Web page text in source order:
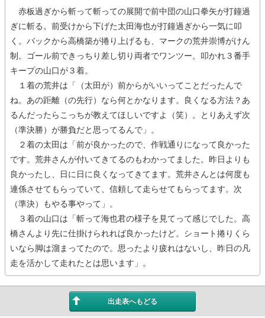
赤板過ぎから斬って斬っての展開で前中団の山口拳矢が打鐘過
ぎに斬る。前受けから下げた太田海也が打鐘過ぎから一気に叩
く。バックから高橋築が捲り上げるも、マークの荒井崇博がけん
制。ゴール前できっちり差し切り両者でワンツー。叩かれ３番手
キープの山口が３着。
１着の荒井は「（太田が）前からがいいってことだったんで
ね。あの距離（の先行）なら何とかなります。良くなる方法？あ
るんだったらこっちが教えてほしいですよ（笑）。とりあえず次
（準決勝）が勝負だと思ってるんで」。
２着の太田は「前が良かったので、作戦通りになって良かった
です。荒井さんが付いてきてるのもわかってました。昨日よりも
良かったし、日に日に良くなってきてます。荒井さんとは何度も
連係させてもらっていて、信頼して走らせてもらってます。次
（準決）もやる事やって」。
３着の山口は「斬って海也君の様子を見てって感じでした。高
橋さんより先に仕掛けられれば良かったけど。ショート捲りくら
いなら脚は溜まってたので。思ったより疲れはないし、昨日の凡
走を活かして走れたとは思います」。
出走表へもどる